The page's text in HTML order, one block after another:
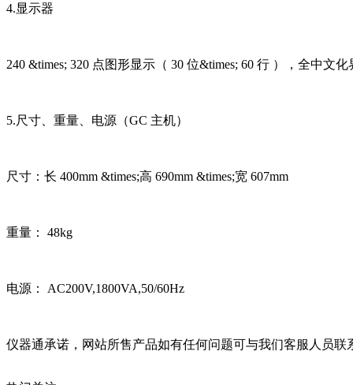
4.显示器
240 &times; 320 点图形显示（ 30 位&times; 60 行 ），全中文化
5.尺寸、重量、电源（GC 主机）
尺寸：长 400mm &times;高 690mm &times;宽 607mm
重量： 48kg
电源： AC200V,1800VA,50/60Hz
仪器通承诺，网站所售产品如有任何问题可与我们客服人员联